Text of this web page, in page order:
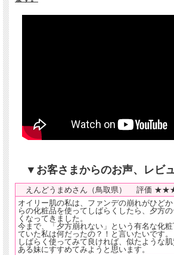
▼お客さまからのお声、レビ
えんどうまめさん（鳥取県） 評価
オイリー肌の私は、ファンデの崩れがひど
らの化粧品を使ってしばらくしたら、夕方
くなってきました。
今まで、「夕方崩れない」という有名な化
ていた私は何だったの？！と言いたいです。
しばらく使ってみて良ければ、似たような
ある妹にすすめてみようと思います。